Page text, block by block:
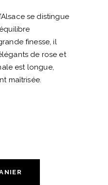
se distingue
finesse, il
de rose et
est longue,
maîtrisée.